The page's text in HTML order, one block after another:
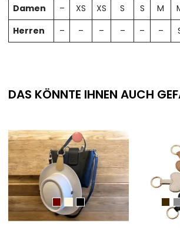
Damen
– XS XS S S M
Herren
– – – – – –
DAS KÖNNTE IHNEN AUCH